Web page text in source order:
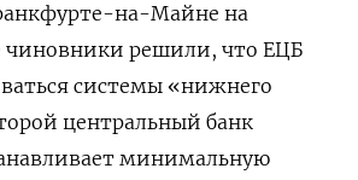
на-Майне на
чиновники решили, что ЕЦБ
системы «нижнего
центральный банк
минимальную